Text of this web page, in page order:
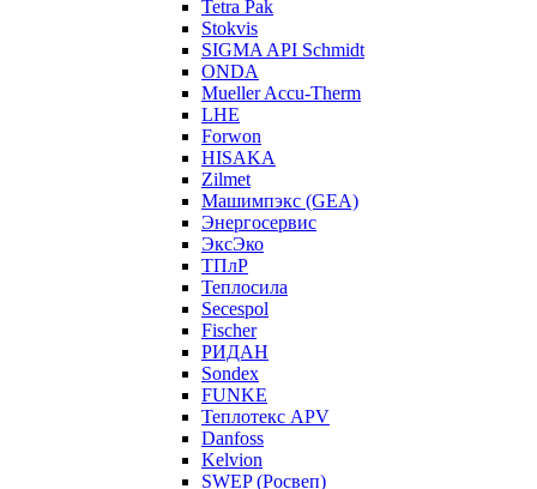
Tetra Pak
Stokvis
SIGMA API Schmidt
ONDA
Mueller Accu-Therm
LHE
Forwon
HISAKA
Zilmet
Машимпэкс (GEA)
Энергосервис
ЭксЭко
ТПлР
Теплосила
Secespol
Fischer
РИДАН
Sondex
FUNKE
Теплотекс APV
Danfoss
Kelvion
SWEP (Росвеп)